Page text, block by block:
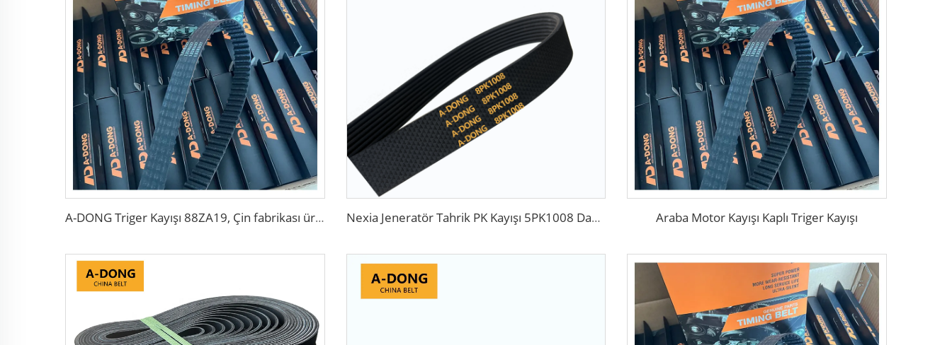
A-DONG Triger Kayışı 88ZA19, Çin fabrikası üretim, iyi yağ ve ısıya dayanıklı Nexia Jeneratör Tahrik PK Kayışı 5PK1008 Daewoo için Araba Motor Kayışı Kaplı Triger Kayışı